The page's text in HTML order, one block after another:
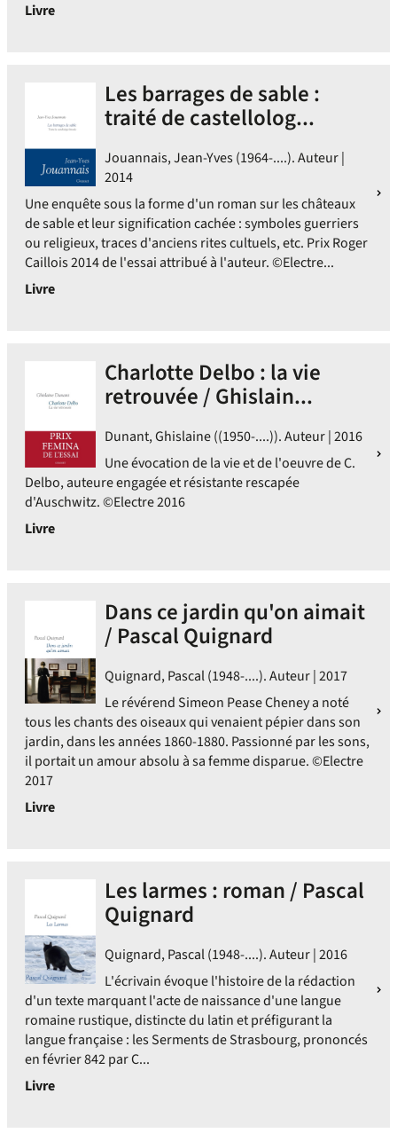
Livre
Les barrages de sable :
traité de castellolog...
Jouannais, Jean-Yves (1964-....). Auteur |
2014
Une enquête sous la forme d'un roman sur les châteaux
de sable et leur signification cachée : symboles guerriers
ou religieux, traces d'anciens rites cultuels, etc. Prix Roger
Caillois 2014 de l'essai attribué à l'auteur. ©Electre...
Livre
Charlotte Delbo : la vie
retrouvée / Ghislain...
Dunant, Ghislaine ((1950-....)). Auteur | 2016
Une évocation de la vie et de l'oeuvre de C.
Delbo, auteure engagée et résistante rescapée
d'Auschwitz. ©Electre 2016
Livre
Dans ce jardin qu'on aimait
/ Pascal Quignard
Quignard, Pascal (1948-....). Auteur | 2017
Le révérend Simeon Pease Cheney a noté
tous les chants des oiseaux qui venaient pépier dans son
jardin, dans les années 1860-1880. Passionné par les sons,
il portait un amour absolu à sa femme disparue. ©Electre
2017
Livre
Les larmes : roman / Pascal
Quignard
Quignard, Pascal (1948-....). Auteur | 2016
L'écrivain évoque l'histoire de la rédaction
d'un texte marquant l'acte de naissance d'une langue
romaine rustique, distincte du latin et préfigurant la
langue française : les Serments de Strasbourg, prononcés
en février 842 par C...
Livre